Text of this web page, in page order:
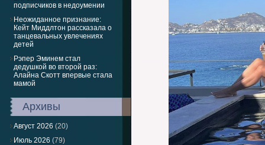
подписчиков в недоумении
Неожиданное признание:
Кейт Миддлтон рассказала о
танцевальных увлечениях
детей
Рэпер Эминем стал
дедушкой во второй раз:
Алайна Скотт впервые стала
мамой
Архивы
Август 2026 (20)
Июль 2026 (79)